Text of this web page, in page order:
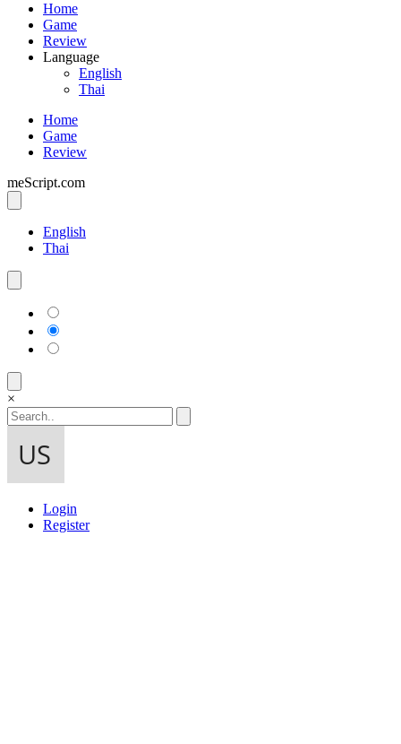
Home
Game
Review
Language
English
Thai
Home
Game
Review
meScript.com
English
Thai
×
Login
Register